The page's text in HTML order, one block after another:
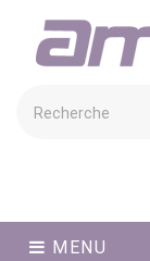
MENU
Cookies